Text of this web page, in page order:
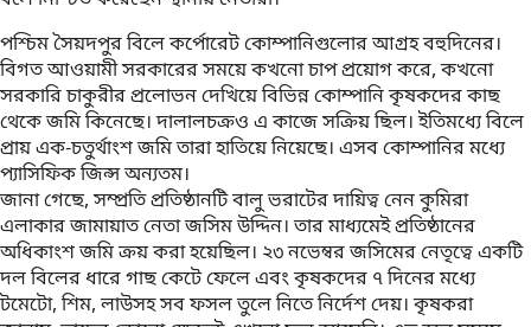
পশ্চিম সৈয়দপুর বিলে কর্পোরেট কোম্পানিগুলোর আগ্রহ বহুদিনের।
বিগত আওয়ামী সরকারের সময়ে কখনো চাপ প্রয়োগ করে, কখনো
সরকারি চাকুরীর প্রলোভন দেখিয়ে বিভিন্ন কোম্পানি কৃষকদের কাছ
থেকে জমি কিনেছে। দালালচক্রও এ কাজে সক্রিয় ছিল। ইতিমধ্যে বিলে
প্রায় এক-চতুর্থাংশ জমি তারা হাতিয়ে নিয়েছে। এসব কোম্পানির মধ্যে
প্যাসিফিক জিন্স অন্যতম।
জানা গেছে, সম্প্রতি প্রতিষ্ঠানটি বালু ভরাটের দায়িত্ব নেন কুমিরা
এলাকার জামায়াত নেতা জসিম উদ্দিন। তার মাধ্যমেই প্রতিষ্ঠানের
অধিকাংশ জমি ক্রয় করা হয়েছিল। ২৩ নভেম্বর জসিমের নেতৃত্বে একটি
দল বিলের ধারে গাছ কেটে ফেলে এবং কৃষকদের ৭ দিনের মধ্যে
টমেটো, শিম, লাউসহ সব ফসল তুলে নিতে নির্দেশ দেয়। কৃষকরা